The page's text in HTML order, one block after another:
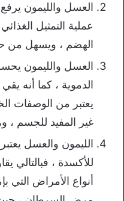
العسل والليمون
عملية التمثيل
الهضم ، ويسهل من
العسل والليمون
الدموية ، كما أنه
يعتبر من الوصفات
غير المفيد للجسم ،
الليمون والعسل
للأكسدة ، فبالتالي
أنواع الأمراض التي